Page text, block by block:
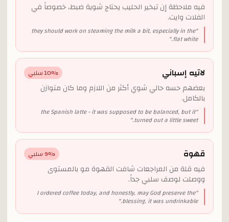
فيه ملاحظة إن تبخير الحليب يحتاج شوية ضبط، خصوصاً في
الفلات وايت.
"
they should work on steaming the milk a bit, especially in the
flat white.
"
لاتيه إسباني 10% سلبي
بعضهم حسه حالي شوي أكثر من اللازم وما كان متوازن
بالكامل.
"
the Spanish latte - it was supposed to be balanced, but it
turned out a little sweet.
"
قهوة 9% سلبي
فيه قلة من المراجعات شافت القهوة مو بالمستوى
ووصلت لوصف سلبي جداً.
"
I ordered coffee today, and honestly, may God preserve the
blessing, it was undrinkable.
"